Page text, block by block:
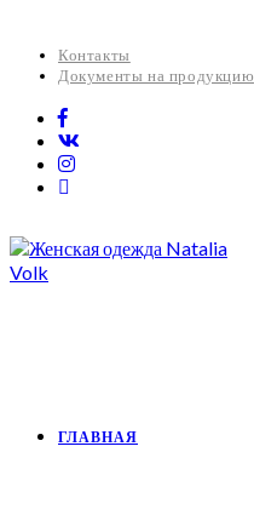
Контакты
Документы на продукцию
ГЛАВНАЯ